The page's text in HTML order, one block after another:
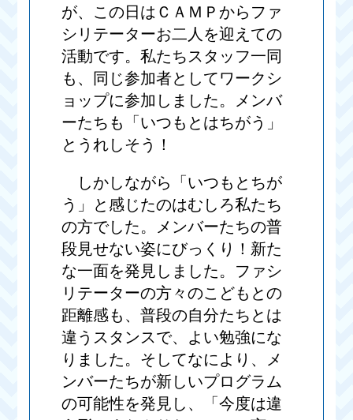
が、この日はＣＡＭＰからファ
シリテーターお二人を迎えての
活動です。私たちスタッフ一同
も、同じ参加者としてワークシ
ョップに参加しました。メンバ
ーたちも「いつもとはちがう」
とうれしそう！
しかしながら「いつもとちが
う」と感じたのはむしろ私たち
の方でした。メンバーたちの普
段見せない姿にびっくり！新た
な一面を発見しました。ファシ
リテーターの方々のこどもとの
距離感も、普段の自分たちとは
違うスタンスで、よい勉強にな
りました。そしてなにより、メ
ンバーたちが新しいプログラム
の可能性を発見し、「今度は違